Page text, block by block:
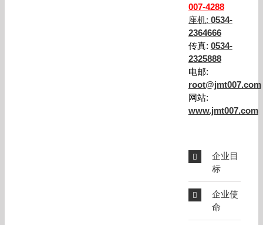
007-4288
座机: 0534-
2364666
传真: 0534-
2325888
电邮:
root@jmt007.com
网站:
www.jmt007.com
企业目
标
企业使
命